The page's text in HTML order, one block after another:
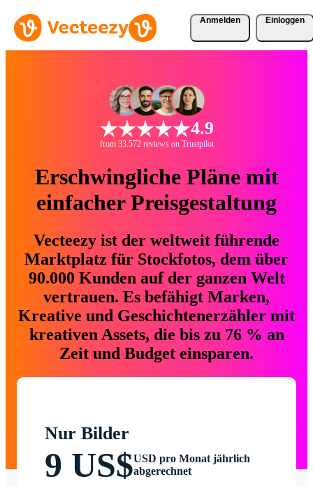
Anmelden Einloggen
4.9
from 33.572 reviews on Trustpilot
Erschwingliche Pläne mit
einfacher Preisgestaltung
Vecteezy ist der weltweit führende
Marktplatz für Stockfotos, dem über
90.000 Kunden auf der ganzen Welt
vertrauen. Es befähigt Marken,
Kreative und Geschichtenerzähler mit
kreativen Assets, die bis zu 76 % an
Zeit und Budget einsparen.
Nur Bilder
9 US$USD pro Monat jährlich
abgerechnet